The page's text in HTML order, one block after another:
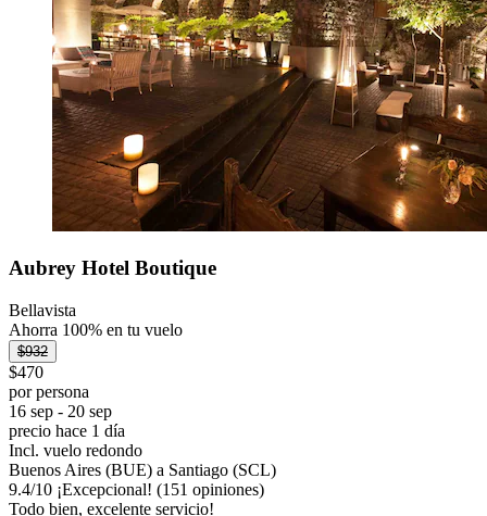
Aubrey Hotel Boutique
Bellavista
Ahorra 100% en tu vuelo
$932
$470
por persona
16 sep - 20 sep
precio hace 1 día
Incl. vuelo redondo
Buenos Aires (BUE) a Santiago (SCL)
9.4/10 ¡Excepcional! (151 opiniones)
Todo bien, excelente servicio!